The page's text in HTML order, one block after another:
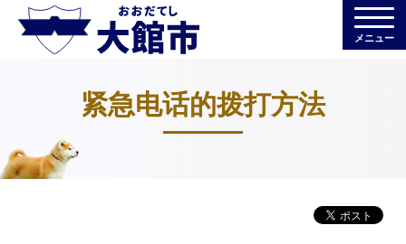
メニュー
紧急电话的拨打方法